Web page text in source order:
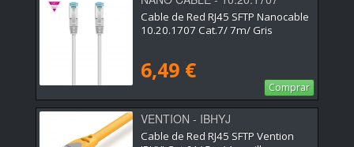
Cable de Red RJ45 SFTP Nanocable
10.20.1707 Cat.7/ 7m/ Gris
6,49 €
Comprar
VENTION - IBHYJ
Cable de Red RJ45 SFTP Vention